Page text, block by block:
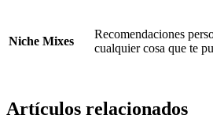
Niche Mixes
Recomendaciones
cualquier cosa que te
Artículos relacionados